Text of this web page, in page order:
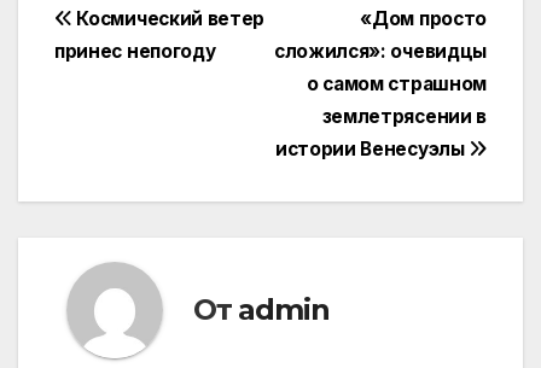
Навигация
по
«Дом просто
сложился»: очевидцы
о самом страшном
землетрясении в
истории Венесуэлы
Космический ветер
принес непогоду
От admin